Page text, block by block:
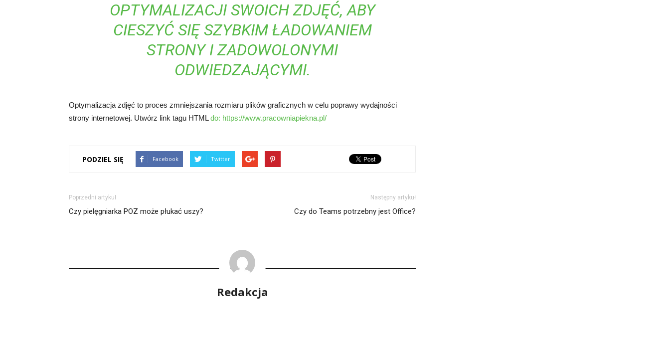
OPTYMALIZACJI SWOICH ZDJĘĆ, ABY
CIESZYĆ SIĘ SZYBKIM ŁADOWANIEM
STRONY I ZADOWOLONYMI
ODWIEDZAJĄCYMI.
Optymalizacja zdjęć to proces zmniejszania rozmiaru plików graficznych w celu poprawy wydajności
strony internetowej. Utwórz link tagu HTMLdo: https://www.pracowniapiekna.pl/
PODZIEL SIĘ Facebook Twitter
Poprzedni artykuł
Czy pielęgniarka POZ może płukać uszy?
Następny artykuł
Czy do Teams potrzebny jest Office?
Redakcja